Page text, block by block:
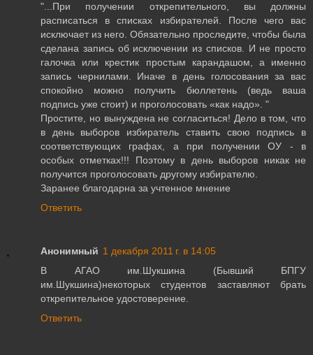
"...При получении открепительного, вы должны
расписаться в списках избирателей. После чего вас
исключает из него. Обязательно проследите, чтобы была
сделана запись об исключении из списков. И не просто
галочка или крестик простым карандашом, а именно
запись чернилами. Иначе в день голосования за вас
спокойно можно получить бюллетень (ведь ваша
подпись уже стоит) и проголосовать «как надо». "
Простите, но вынуждена не согласиться! Дело в том, что
в день выборов избиратель ставить свою подпись в
соответствующих графах, а при получении ОУ - в
особых отметках!!! Поэтому в день выборов никак не
получится проголосовать другому избирателю.
Заранее благодарна за учтенное мнение
Ответить
Анонимный 1 декабря 2011 г. в 14:05
В АГАО им.Шукшина (Бывший БПГУ
им.Шукшина)некоторых студентов заставляют брать
открепительное удостоверение.
Ответить